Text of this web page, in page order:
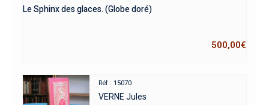
Le Sphinx des glaces. (Globe doré)
500,00€
Réf : 15070
VERNE Jules